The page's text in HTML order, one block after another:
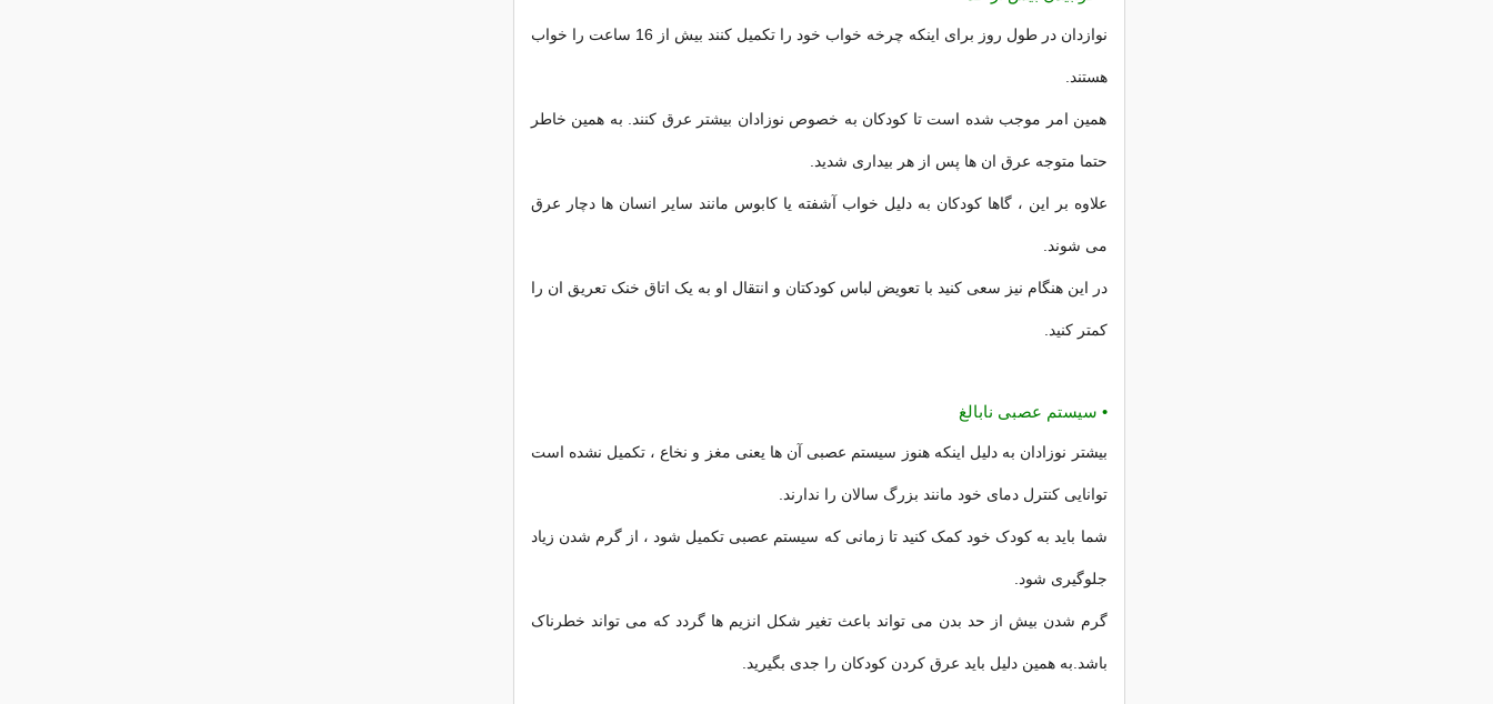
نوازدان در طول روز برای اینکه چرخه خواب خود را تکمیل کنند بیش از 16 ساعت را خواب
هستند.
همین امر موجب شده است تا کودکان به خصوص نوزادان بیشتر عرق کنند. به همین خاطر
حتما متوجه عرق ان ها پس از هر بیداری شدید.
علاوه بر این ، گاها کودکان به دلیل خواب آشفته یا کابوس مانند سایر انسان ها دچار عرق
می شوند.
در این هنگام نیز سعی کنید با تعویض لباس کودکتان و انتقال او به یک اتاق خنک تعریق ان را
کمتر کنید.
• سیستم عصبی نابالغ
بیشتر نوزادان به دلیل اینکه هنوز سیستم عصبی آن ها یعنی مغز و نخاع ، تکمیل نشده است
توانایی کنترل دمای خود مانند بزرگ سالان را ندارند.
شما باید به کودک خود کمک کنید تا زمانی که سیستم عصبی تکمیل شود ، از گرم شدن زیاد
جلوگیری شود.
گرم شدن بیش از حد بدن می تواند باعث تغیر شکل انزیم ها گردد که می تواند خطرناک
باشد.به همین دلیل باید عرق کردن کودکان را جدی بگیرید.